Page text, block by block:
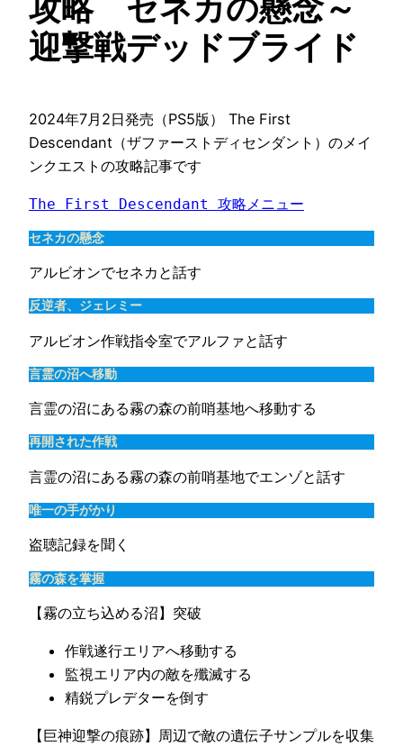
迎撃戦デッドブライド
2024年7月2日発売（PS5版） The First
Descendant（ザファーストディセンダント）のメイ
ンクエストの攻略記事です
The First Descendant 攻略メニュー
セネカの懸念
アルビオンでセネカと話す
反逆者、ジェレミー
アルビオン作戦指令室でアルファと話す
言霊の沼へ移動
言霊の沼にある霧の森の前哨基地へ移動する
再開された作戦
言霊の沼にある霧の森の前哨基地でエンゾと話す
唯一の手がかり
盗聴記録を聞く
霧の森を掌握
【霧の立ち込める沼】突破
作戦遂行エリアへ移動する
監視エリア内の敵を殲滅する
精鋭プレデターを倒す
【巨神迎撃の痕跡】周辺で敵の遺伝子サンプルを収集